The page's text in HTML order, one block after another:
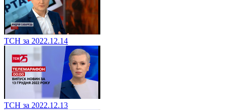
ТСН за 2022.12.14
ТСН за 2022.12.13